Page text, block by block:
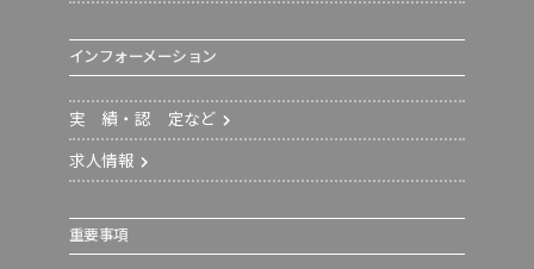
インフォーメーション
実 績・認 定など
求人情報
重要事項